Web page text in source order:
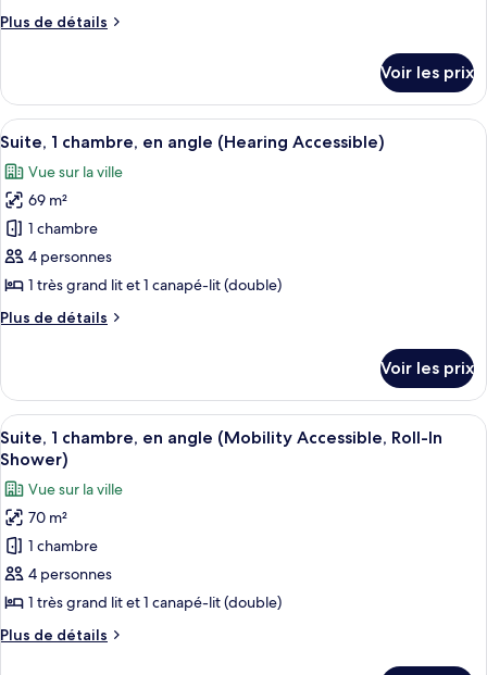
chambre :
grands
lits
(Mobility
Accessible,
Roll-
in
Shower)
Plus de détails
Plus
le
type
de
Chambre,
2
grands
lits
(Mobility
Accessible,
Roll-
in
Voir les prix
Afficher
toutes
les
photos
pour
ce
type
chambre :
chambre,
en
angle
(Hearing
Accessible)
Une chambre d’hôtel avec un
6
Suite, 1 chambre, en angle (Hearing Accessible)
Vue sur la ville
69 m²
1 chambre
4 personnes
1 très grand lit et 1 canapé-lit (double)
Plus de détails
Plus
le
type
de
chambre
chambre,
en
angle
(Hearing
Voir les prix
Afficher
toutes
les
photos
pour
ce
type
de
chambre :
Suite,
Une chambre d’hôtel moderne
5
Suite, 1 chambre, en angle (Mobility Accessible, Roll-In
Shower)
Vue sur la ville
70 m²
1 chambre
4 personnes
1 très grand lit et 1 canapé-lit (double)
Plus de détails
Plus